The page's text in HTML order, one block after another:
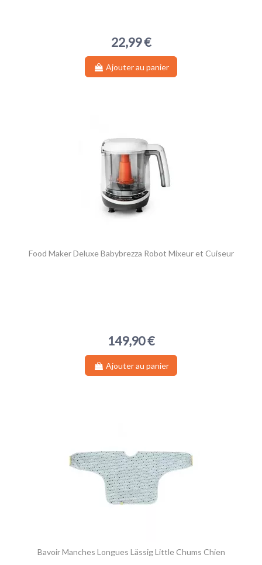
22,99 €
Ajouter au panier
Food Maker Deluxe Babybrezza Robot Mixeur et Cuiseur
149,90 €
Ajouter au panier
Bavoir Manches Longues Lässig Little Chums Chien